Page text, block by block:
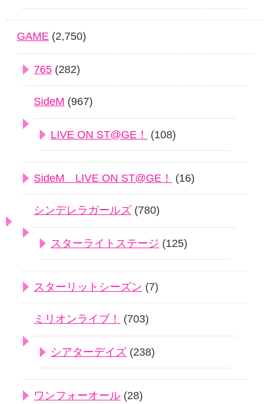
GAME (2,750)
765 (282)
SideM (967)
LIVE ON ST@GE！ (108)
SideM LIVE ON ST@GE！ (16)
シンデレラガールズ (780)
スターライトステージ (125)
スターリットシーズン (7)
ミリオンライブ！ (703)
シアターデイズ (238)
ワンフォーオール (28)